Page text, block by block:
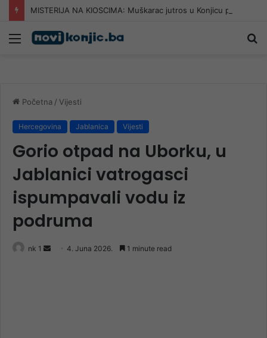
Meni
Početna / Vijesti
Hercegovina Jablanica Vijesti
Gorio otpad na Uborku, u
Jablanici vatrogasci
ispumpavali vodu iz
podruma
nk 1
Send 4. Juna 2026. 1 minute read